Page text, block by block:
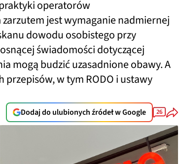
operatorów
jest wymaganie nadmiernej
dowodu osobistego przy
świadomości dotyczącej
mogą budzić uzasadnione obawy. A
w tym RODO i ustawy
Dodaj do ulubionych źródeł w Google 26